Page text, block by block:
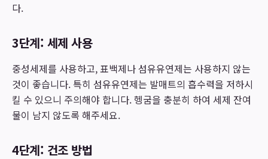
다.
3단계: 세제 사용
중성세제를 사용하고, 표백제나 섬유유연제는 사용하지 않는
것이 좋습니다. 특히 섬유유연제는 발매트의 흡수력을 저하시
킬 수 있으니 주의해야 합니다. 헹굼을 충분히 하여 세제 잔여
물이 남지 않도록 해주세요.
4단계: 건조 방법